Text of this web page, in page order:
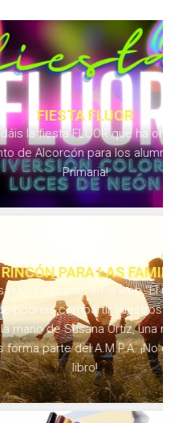
que ha organizado el
los alumnos de 6º de
LAS FAMILIAS
la web “El rincón de las
vuestros proyectos y lo
Ortiz, una mamá del cole
¡No os perdáis su